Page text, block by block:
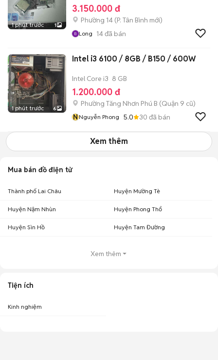
1 phút trước 1
3.150.000 đ
Phường 14 (P. Tân Bình mới)
Long 14đã bán
1 phút trước 6
Intel i3 6100 / 8GB / B150 / 600W
Intel Core i3 8 GB
1.200.000 đ
Phường Tăng Nhơn Phú B (Quận 9 cũ)
NNguyễn Phong 5.0 30 đã bán
Xem thêm
Mua bán đồ điện tử
Thành phố Lai Châu Huyện Mường Tè
Huyện Nậm Nhùn Huyện Phong Thổ
Huyện Sìn Hồ Huyện Tam Đường
Xem thêm
Tiện ích
Kinh nghiệm